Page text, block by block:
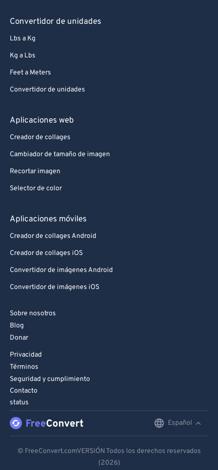
Convertidor de unidades
Lbs a Kg
Kg a Lbs
Feet a Meters
Convertidor de unidades
Aplicaciones web
Creador de collages
Cambiador de tamaño de imagen
Recortar imagen
Selector de color
Aplicaciones móviles
Creador de collages Android
Creador de collages iOS
Convertidor de imágenes Android
Convertidor de imágenes iOS
Sobre nosotros
Blog
Donar
Privacidad
Términos
Seguridad y cumplimiento
Contacto
status
Español
Español
© FreeConvert.comVERSIÓN Todos los derechos reservados
(2026)